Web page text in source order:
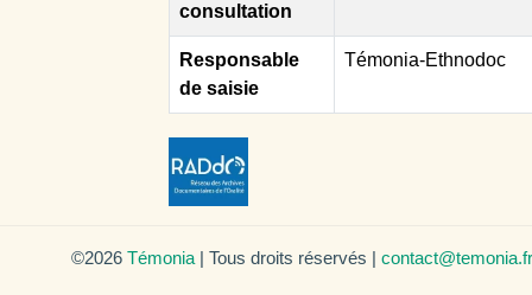
consultation
Responsable
de saisie
Témonia-Ethnodoc
©2026 Témonia | Tous droits réservés | contact@temonia.fr